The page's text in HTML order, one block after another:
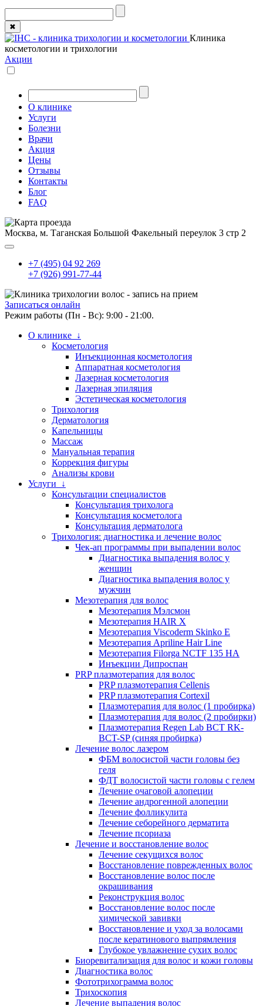
✖
Клиника
косметологии и трихологии
Акции
О клинике
Услуги
Болезни
Врачи
Акция
Цены
Отзывы
Контакты
Блог
FAQ
Москва, м. Таганская Большой Факельный переулок 3 стр 2
+7 (495) 04 92 269
+7 (926) 991-77-44
Записаться онлайн
Режим работы (Пн - Вс): 9:00 - 21:00.
О клинике ↓
Косметология
Инъекционная косметология
Аппаратная косметология
Лазерная косметология
Лазерная эпиляция
Эстетическая косметология
Трихология
Дерматология
Капельницы
Массаж
Мануальная терапия
Коррекция фигуры
Анализы крови
Услуги ↓
Консультации специалистов
Консультация трихолога
Консультация косметолога
Консультация дерматолога
Трихология: диагностика и лечение волос
Чек-ап программы при выпадении волос
Диагностика выпадения волос у
женщин
Диагностика выпадения волос у
мужчин
Мезотерапия для волос
Мезотерапия Мэлсмон
Мезотерапия HAIR X
Мезотерапия Viscoderm Skinko E
Мезотерапия Apriline Hair Line
Мезотерапия Filorga NCTF 135 HA
Инъекции Дипроспан
PRP плазмотерапия для волос
PRP плазмотерапия Cellenis
PRP плазмотерапия Cortexil
Плазмотерапия для волос (1 пробирка)
Плазмотерапия для волос (2 пробирки)
Плазмотерапия Regen Lab BCT RK-
BCT-SP (синяя пробирка)
Лечение волос лазером
ФБМ волосистой части головы без
геля
ФДТ волосистой части головы с гелем
Лечение очаговой алопеции
Лечение андрогенной алопеции
Лечение фолликулита
Лечение себорейного дерматита
Лечение псориаза
Лечение и восстановление волос
Лечение секущихся волос
Восстановление поврежденных волос
Восстановление волос после
окрашивания
Реконструкция волос
Восстановление волос после
химической завивки
Восстановление и уход за волосами
после кератинового выпрямления
Глубокое увлажнение сухих волос
Биоревитализация для волос и кожи головы
Диагностика волос
Фототрихограмма волос
Трихоскопия
Лечение выпадения волос